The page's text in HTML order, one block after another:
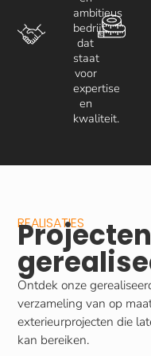
ambitieus
bedrijf
dat
staat
voor
expertise
en
kwaliteit.
REALISATIES
Ontdek onze
verzameling van op
exterieurprojecten die
kan bereiken.